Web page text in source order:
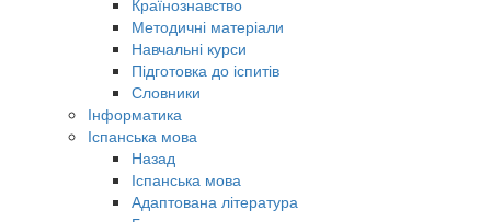
Країнознавство
Методичні матеріали
Навчальні курси
Підготовка до іспитів
Словники
Інформатика
Іспанська мова
Назад
Іспанська мова
Адаптована література